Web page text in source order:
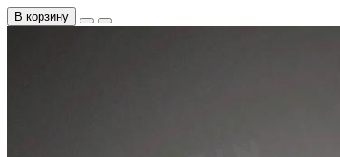
В корзину